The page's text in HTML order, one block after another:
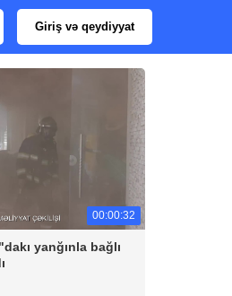
Giriş və qeydiyyat
00:00:32
yanğınla bağlı